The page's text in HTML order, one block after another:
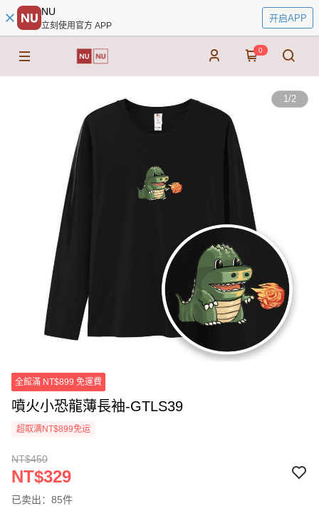
NU
立刻使用官方 APP
开启APP
0
1/2
全館滿 NT$899 免運費
噴火小恐龍薄長袖-GTLS39
超取满NT$899免运
NT$450
NT$329
已卖出：85件